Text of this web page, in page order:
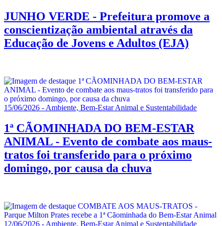
JUNHO VERDE - Prefeitura promove a
conscientização ambiental através da
Educação de Jovens e Adultos (EJA)
15/06/2026 - Ambiente, Bem-Estar Animal e Sustentabilidade
1ª CÃOMINHADA DO BEM-ESTAR
ANIMAL - Evento de combate aos maus-
tratos foi transferido para o próximo
domingo, por causa da chuva
12/06/2026 - Ambiente, Bem-Estar Animal e Sustentabilidade